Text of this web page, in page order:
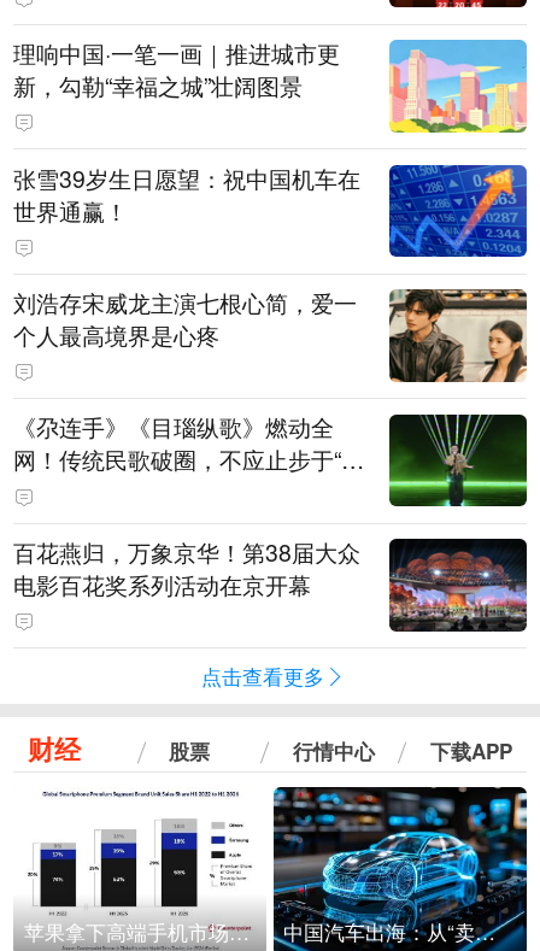
理响中国·一笔一画｜推进城市更
新，勾勒“幸福之城”壮阔图景
张雪39岁生日愿望：祝中国机车在
世界通赢！
刘浩存宋威龙主演七根心简，爱一
个人最高境界是心疼
《尕连手》《目瑙纵歌》燃动全
网！传统民歌破圈，不应止步于“上
头”
百花燕归，万象京华！第38届大众
电影百花奖系列活动在京开幕
点击查看更多
财经 股票 行情中心 下载APP
苹果拿下高端手机市场65%的份额：iPhone 17系列功不可没 中国汽车出海：从“卖出去”到“走进去”